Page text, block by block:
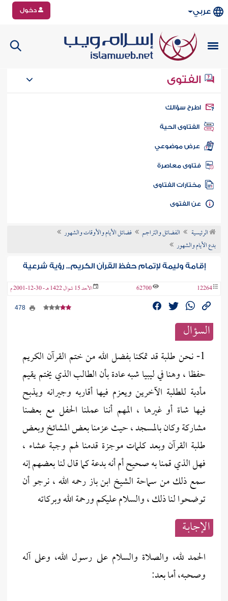
عربي دخول
الفتوى
سؤالك
الفتاوى الحية
عرض موضوعي
فتاوى معاصرة
مختارات الفتاوى
الفتوى
الرئيسية الفضائل والتراجم
فضائل الأيام والأوقات والشهور
بدع الأيام والشهور
إقامة وليمة لإتمام حفظ القرآن الكريم... رؤية شرعية
12264
62700 الأحد 15 شوال 1422 هـ - 30-12-2001 م
السؤال
1- نحن طلبة قد تمكنا بفضل الله من ختم القرآن الكريم
حفظا ، وهنا في ليبيا شبه عادة بأن الطالب الذي يختم يقيم
مأدبة للطلبة الآخرين ويعزم فيها أقاربه وجيرانه ويذبح
فيها شاة أو غيرها ، المهم أننا عملنا الحفل مع بعضنا
مشاركة وكان بالمسجد ، حيث عزمنا بعض المشائخ وبعض
طلبة القرآن وبعد كلمات موجزة قدمنا لهم وجبة عشاء ،
فهل الذي قمنا به صحيح أم أنه بدعة كما قال لنا بعضهم إنه
سمع ذلك من سماحة الشيخ ابن باز رحمه الله ، نرجو أن
توضحوا لنا ذلك ، والسلام عليكم ورحمة الله وبركاته
الإجابــة
الحمد لله، والصلاة والسلام على رسول الله، وعلى آله
وصحبه، أما بعد: